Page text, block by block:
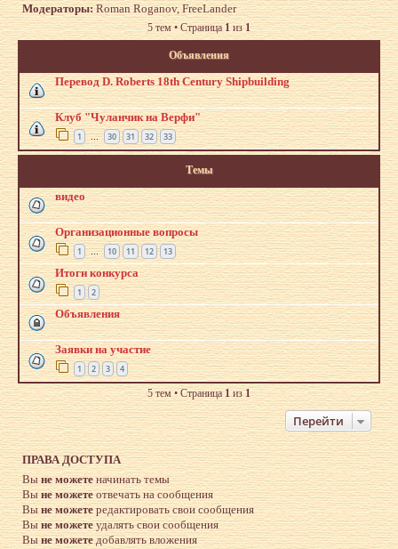
Модераторы: Roman Roganov,FreeLander
5 тем • Страница1 из1
Объявления
Перевод D. Roberts 18th Century Shipbuilding
Клуб "Чуланчик на Верфи"
1 … 30 31 32 33
Темы
видео
Организационные вопросы
1 … 10 11 12 13
Итоги конкурса
1 2
Объявления
Заявки на участие
1 2 3 4
5 тем • Страница 1из1
Перейти
ПРАВА ДОСТУПА
Выне можетеначинать темы
Выне можетеотвечать на сообщения
Выне можетередактировать свои сообщения
Выне можетеудалять свои сообщения
Выне можетедобавлять вложения